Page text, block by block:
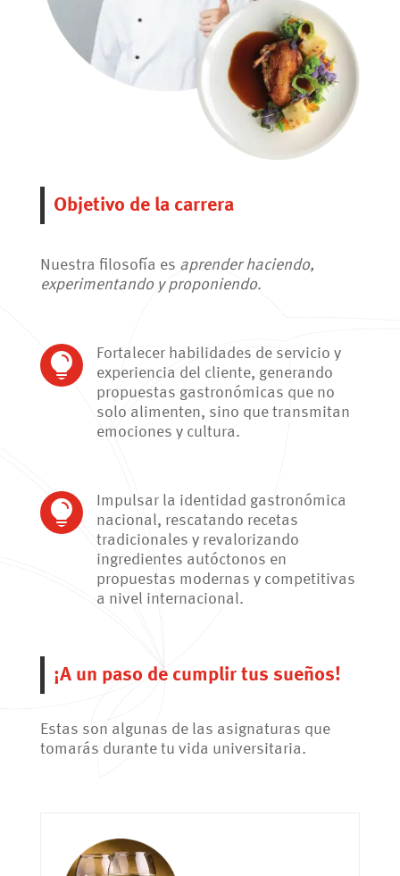
Objetivo de la carrera
Nuestra filosofía es aprender haciendo,
experimentando y proponiendo.

Fortalecer habilidades de servicio y
experiencia del cliente, generando
propuestas gastronómicas que no
solo alimenten, sino que transmitan
emociones y cultura.

Impulsar la identidad gastronómica
nacional, rescatando recetas
tradicionales y revalorizando
ingredientes autóctonos en
propuestas modernas y competitivas
a nivel internacional.
¡A un paso de cumplir tus sueños!
Estas son algunas de las asignaturas que
tomarás durante tu vida universitaria.